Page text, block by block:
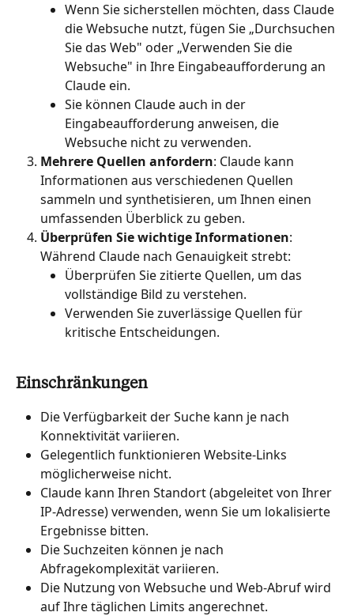
Wenn Sie sicherstellen möchten, dass Claude
die Websuche nutzt, fügen Sie „Durchsuchen
Sie das Web" oder „Verwenden Sie die
Websuche" in Ihre Eingabeaufforderung an
Claude ein.
Sie können Claude auch in der
Eingabeaufforderung anweisen, die
Websuche nicht zu verwenden.
Mehrere Quellen anfordern: Claude kann
Informationen aus verschiedenen Quellen
sammeln und synthetisieren, um Ihnen einen
umfassenden Überblick zu geben.
Überprüfen Sie wichtige Informationen:
Während Claude nach Genauigkeit strebt:
Überprüfen Sie zitierte Quellen, um das
vollständige Bild zu verstehen.
Verwenden Sie zuverlässige Quellen für
kritische Entscheidungen.
Einschränkungen
Die Verfügbarkeit der Suche kann je nach
Konnektivität variieren.
Gelegentlich funktionieren Website-Links
möglicherweise nicht.
Claude kann Ihren Standort (abgeleitet von Ihrer
IP-Adresse) verwenden, wenn Sie um lokalisierte
Ergebnisse bitten.
Die Suchzeiten können je nach
Abfragekomplexität variieren.
Die Nutzung von Websuche und Web-Abruf wird
auf Ihre täglichen Limits angerechnet.